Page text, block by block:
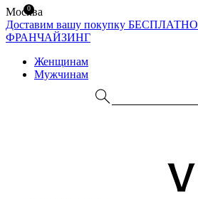
Москва
Доставим вашу покупку БЕСПЛАТНО
ФРАНЧАЙЗИНГ
Женщинам
Мужчинам
0